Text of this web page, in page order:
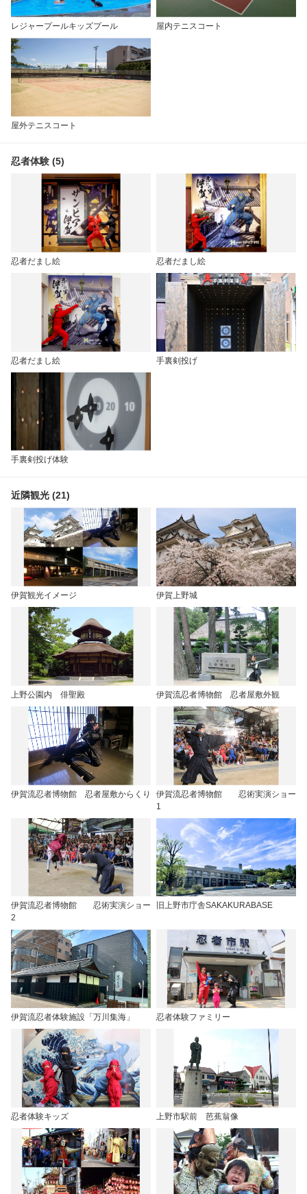
レジャープールキッズプール 屋内テニスコート
屋外テニスコート
忍者体験 (5)
忍者だまし絵 忍者だまし絵
忍者だまし絵 手裏剣投げ
手裏剣投げ体験
近隣観光 (21)
伊賀観光イメージ 伊賀上野城
上野公園内 俳聖殿 伊賀流忍者博物館 忍者屋敷外観
伊賀流忍者博物館 忍者屋敷からくり
伊賀流忍者博物館 忍術実演ショー
1
伊賀流忍者博物館 忍術実演ショー
2
旧上野市庁舎SAKAKURABASE
伊賀流忍者体験施設「万川集海」 忍者体験ファミリー
忍者体験キッズ 上野市駅前 芭蕉翁像